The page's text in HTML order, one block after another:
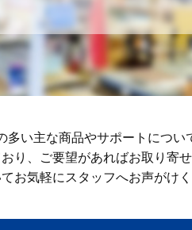
い主な商品やサポートについ
り、ご要望があればお取り寄
お気軽にスタッフへお声がけ